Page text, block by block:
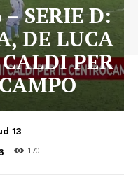
SERIE D:
DE LUCA
PER
13
170